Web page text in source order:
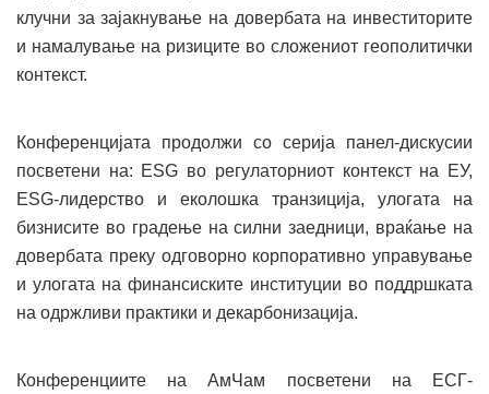
клучни за зајакнување на довербата на инвеститорите
и намалување на ризиците во сложениот геополитички
контекст.
Конференцијата продолжи со серија панел-дискусии
посветени на: ESG во регулаторниот контекст на ЕУ,
ESG-лидерство и еколошка транзиција, улогата на
бизнисите во градење на силни заедници, враќање на
довербата преку одговорно корпоративно управување
и улогата на финансиските институции во поддршката
на одржливи практики и декарбонизација.
Конференциите на АмЧам посветени на ЕСГ-